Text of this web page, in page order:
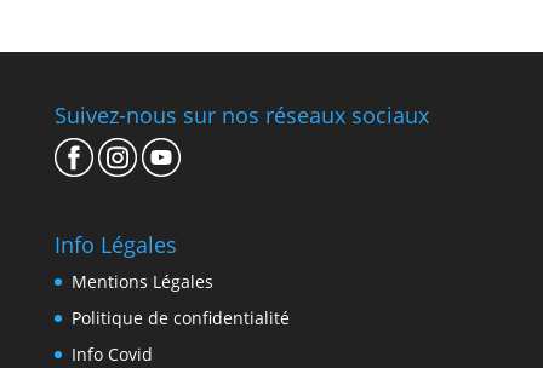
Suivez-nous sur nos réseaux sociaux
Info Légales
Mentions Légales
Politique de confidentialité
Info Covid